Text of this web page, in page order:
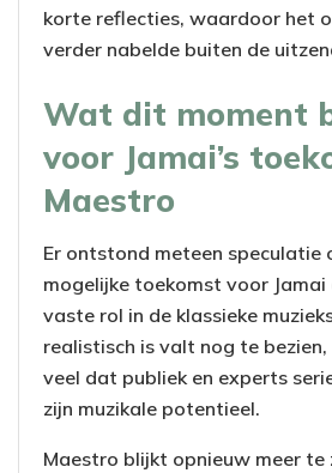
korte reflecties, waardoor het
verder nabelde buiten de
Wat dit moment
voor Jamai’s
Maestro
Er ontstond meteen speculatie
mogelijke toekomst voor
vaste rol in de klassieke
realistisch is valt nog te
veel dat publiek en experts
zijn muzikale potentieel.
Maestro blijkt opnieuw meer te